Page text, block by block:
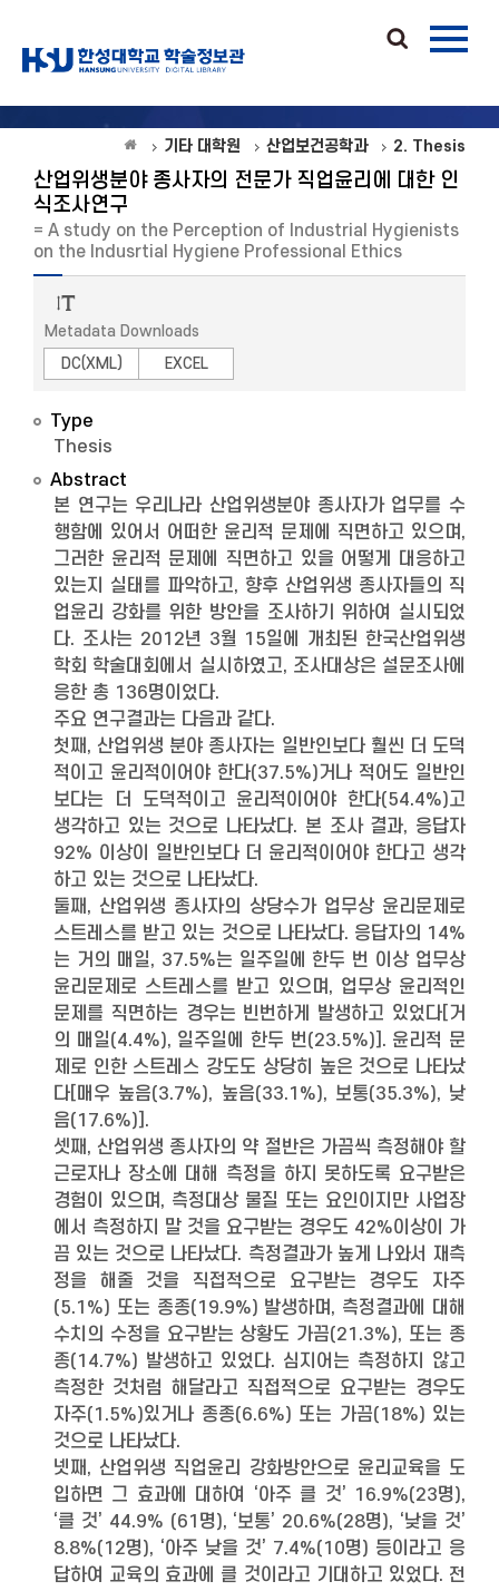
기타 대학원 산업보건공학과 2. Thesis
산업위생분야 종사자의 전문가 직업윤리에 대한 인
식조사연구
= A study on the Perception of Industrial Hygienists
on the Indusrtial Hygiene Professional Ethics
Metadata Downloads
DC(XML)
EXCEL
Type
Thesis
Abstract
본 연구는 우리나라 산업위생분야 종사자가 업무를 수
행함에 있어서 어떠한 윤리적 문제에 직면하고 있으며,
그러한 윤리적 문제에 직면하고 있을 어떻게 대응하고
있는지 실태를 파악하고, 향후 산업위생 종사자들의 직
업윤리 강화를 위한 방안을 조사하기 위하여 실시되었
다. 조사는 2012년 3월 15일에 개최된 한국산업위생
학회 학술대회에서 실시하였고, 조사대상은 설문조사에
응한 총 136명이었다.
주요 연구결과는 다음과 같다.
첫째, 산업위생 분야 종사자는 일반인보다 훨씬 더 도덕
적이고 윤리적이어야 한다(37.5%)거나 적어도 일반인
보다는 더 도덕적이고 윤리적이어야 한다(54.4%)고
생각하고 있는 것으로 나타났다. 본 조사 결과, 응답자
92% 이상이 일반인보다 더 윤리적이어야 한다고 생각
하고 있는 것으로 나타났다.
둘째, 산업위생 종사자의 상당수가 업무상 윤리문제로
스트레스를 받고 있는 것으로 나타났다. 응답자의 14%
는 거의 매일, 37.5%는 일주일에 한두 번 이상 업무상
윤리문제로 스트레스를 받고 있으며, 업무상 윤리적인
문제를 직면하는 경우는 빈번하게 발생하고 있었다[거
의 매일(4.4%), 일주일에 한두 번(23.5%)]. 윤리적 문
제로 인한 스트레스 강도도 상당히 높은 것으로 나타났
다[매우 높음(3.7%), 높음(33.1%), 보통(35.3%), 낮
음(17.6%)].
셋째, 산업위생 종사자의 약 절반은 가끔씩 측정해야 할
근로자나 장소에 대해 측정을 하지 못하도록 요구받은
경험이 있으며, 측정대상 물질 또는 요인이지만 사업장
에서 측정하지 말 것을 요구받는 경우도 42%이상이 가
끔 있는 것으로 나타났다. 측정결과가 높게 나와서 재측
정을 해줄 것을 직접적으로 요구받는 경우도 자주
(5.1%) 또는 종종(19.9%) 발생하며, 측정결과에 대해
수치의 수정을 요구받는 상황도 가끔(21.3%), 또는 종
종(14.7%) 발생하고 있었다. 심지어는 측정하지 않고
측정한 것처럼 해달라고 직접적으로 요구받는 경우도
자주(1.5%)있거나 종종(6.6%) 또는 가끔(18%) 있는
것으로 나타났다.
넷째, 산업위생 직업윤리 강화방안으로 윤리교육을 도
입하면 그 효과에 대하여 ‘아주 클 것’ 16.9%(23명),
‘클 것’ 44.9% (61명), ‘보통’ 20.6%(28명), ‘낮을 것’
8.8%(12명), ‘아주 낮을 것’ 7.4%(10명) 등이라고 응
답하여 교육의 효과에 클 것이라고 기대하고 있었다. 전